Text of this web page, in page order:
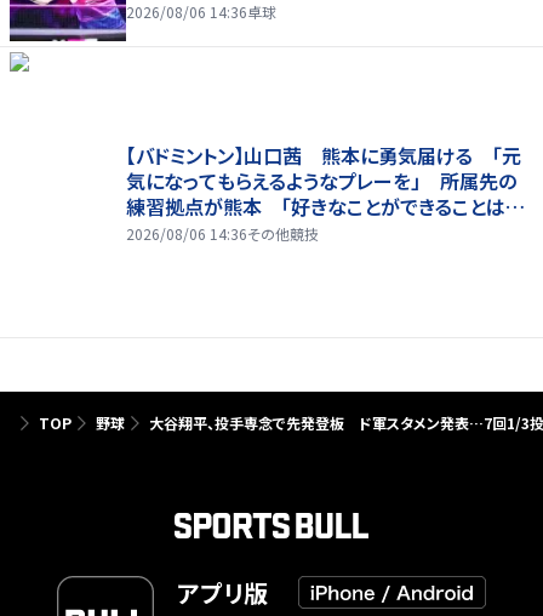
2026/08/06 14:36卓球
【バドミントン】山口茜 熊本に勇気届ける 「元
気になってもらえるようなプレーを」 所属先の
練習拠点が熊本 「好きなことができることは当
たり前じゃない」
2026/08/06 14:36その他競技
TOP 野球 大谷翔平、投手専念で先発登板 ド軍スタメン発表…7回1/3
アプリ版